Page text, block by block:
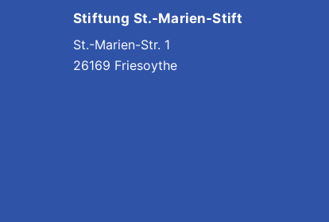
Stiftung St.-Marien-Stift
St.-Marien-Str. 1
26169 Friesoythe